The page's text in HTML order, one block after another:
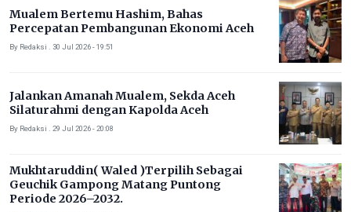
Mualem Bertemu Hashim, Bahas
Percepatan Pembangunan Ekonomi Aceh
By Redaksi . 30 Jul 2026 - 19:51
Jalankan Amanah Mualem, Sekda Aceh
Silaturahmi dengan Kapolda Aceh
By Redaksi . 29 Jul 2026 - 20:08
Mukhtaruddin( Waled )Terpilih Sebagai
Geuchik Gampong Matang Puntong
Periode 2026–2032.